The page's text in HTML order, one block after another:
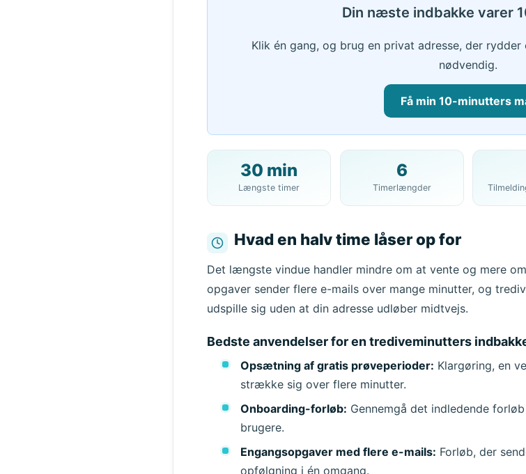
Din næste indbakke varer
Klik én gang, og brug en privat adresse, der
nødvendig.
Få min 10-minutters
Din 10 minutters
Slet valgte
Næste opdatering om
30 min
Længste timer
6
Timerlængder
Hvad en halv time låser op for
Det længste vindue handler mindre om at vente og mere
opgaver sender flere e-mails over mange minutter, og
udspille sig uden at din adresse udløber midtvejs.
Bedste anvendelser for en trediveminutters
Opsætning af gratis prøveperioder: Klargøring, en
strække sig over flere minutter.
Onboarding-forløb: Gennemgå det indledende
brugere.
Engangsopgaver med flere e-mails: Forløb, der
opfølgning i én omgang.